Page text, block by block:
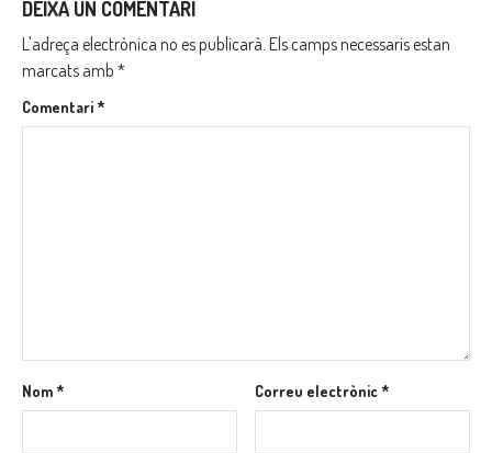
DEIXA UN COMENTARI
L'adreça electrònica no es publicarà. Els camps necessaris estan
marcats amb *
Comentari*
Nom* Correu electrònic*